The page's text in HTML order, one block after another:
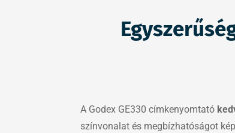
A Godex GE330 címkenyomtató
színvonalat és megbízhatóságot